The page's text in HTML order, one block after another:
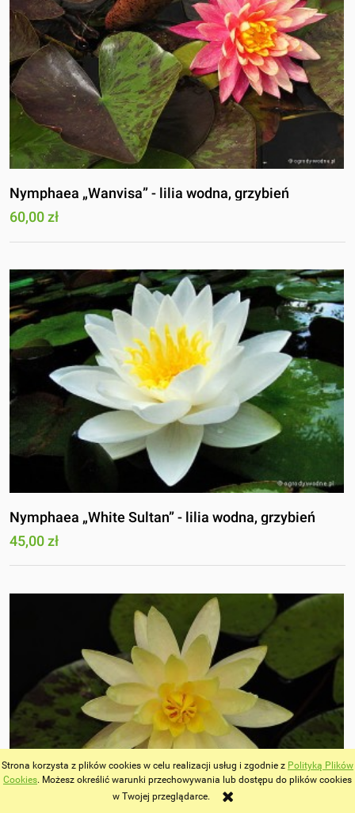
Strona korzysta z plików cookies w celu realizacji usług i zgodnie z Polityką Plików
Cookies. Możesz określić warunki przechowywania lub dostępu do plików cookies
w Twojej przeglądarce.
Nymphaea „Wanvisa” - lilia wodna, grzybień
60,00 zł
Nymphaea „White Sultan” - lilia wodna, grzybień
45,00 zł